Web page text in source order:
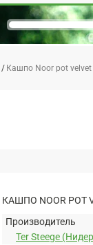
Кашпо Noor pot
КАШПО NOOR POT
Производитель
Ter Steege